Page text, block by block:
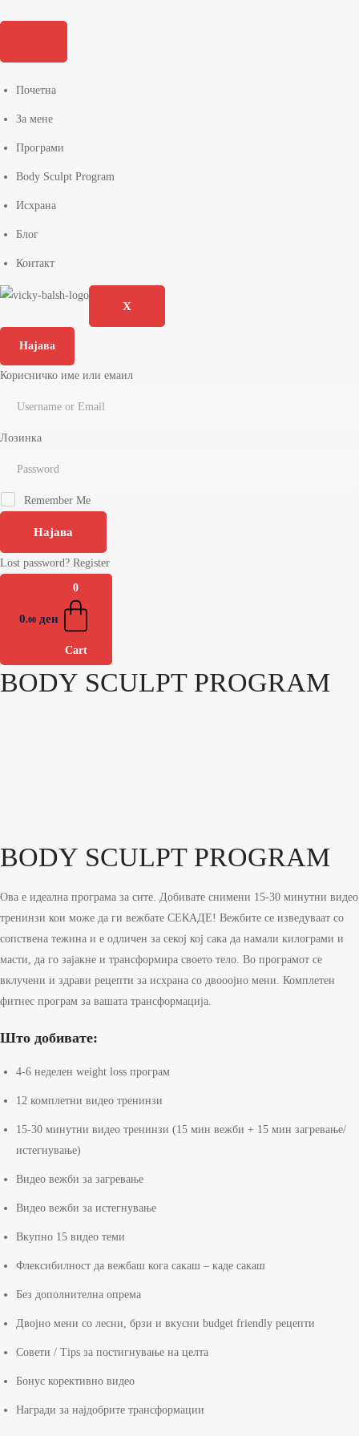
Почетна
За мене
Програми
Body Sculpt Program
Исхрана
Блог
Контакт
X
Најава
Корисничко име или емаил
Лозинка
Remember Me
Најава
Lost password? Register
0,00 ден
0
Cart
BODY SCULPT PROGRAM
BODY SCULPT PROGRAM
Ова е идеална програма за сите. Добивате снимени 15-30 минутни видео
тренинзи кои може да ги вежбате СЕКАДЕ! Вежбите се изведуваат со
сопствена тежина и е одличен за секој кој сака да намали килограми и
масти, да го зајакне и трансформира своето тело. Во програмот се
вклучени и здрави рецепти за исхрана со двооојно мени. Комплетен
фитнес програм за вашата трансформација.
Што добивате:
4-6 неделен weight loss програм
12 комплетни видео тренинзи
15-30 минутни видео тренинзи (15 мин вежби + 15 мин загревање/
истегнување)
Видео вежби за загревање
Видео вежби за истегнување
Вкупно 15 видео теми
Флексибилност да вежбаш кога сакаш – каде сакаш
Без дополнителна опрема
Двојно мени со лесни, брзи и вкусни budget friendly рецепти
Совети / Tips за постигнување на целта
Бонус корективно видео
Награди за најдобрите трансформации